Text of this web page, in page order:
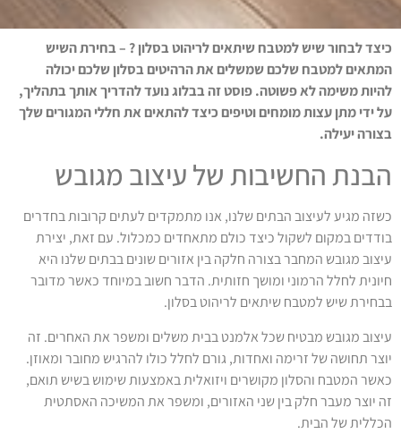
כיצד לבחור שיש למטבח שיתאים לריהוט בסלון ? – בחירת השיש
המתאים למטבח שלכם שמשלים את הרהיטים בסלון שלכם יכולה
להיות משימה לא פשוטה. פוסט זה בבלוג נועד להדריך אותך בתהליך,
על ידי מתן עצות מומחים וטיפים כיצד להתאים את חללי המגורים שלך
בצורה יעילה.
הבנת החשיבות של עיצוב מגובש
כשזה מגיע לעיצוב הבתים שלנו, אנו מתמקדים לעתים קרובות בחדרים
בודדים במקום לשקול כיצד כולם מתאחדים כמכלול. עם זאת, יצירת
עיצוב מגובש המחבר בצורה חלקה בין אזורים שונים בבתים שלנו היא
חיונית לחלל הרמוני ומושך חזותית. הדבר חשוב במיוחד כאשר מדובר
בבחירת שיש למטבח שיתאים לריהוט בסלון.
עיצוב מגובש מבטיח שכל אלמנט בבית משלים ומשפר את האחרים. זה
יוצר תחושה של זרימה ואחדות, גורם לחלל כולו להרגיש מחובר ומאוזן.
כאשר המטבח והסלון מקושרים ויזואלית באמצעות שימוש בשיש תואם,
זה יוצר מעבר חלק בין שני האזורים, ומשפר את המשיכה האסתטית
הכללית של הבית.